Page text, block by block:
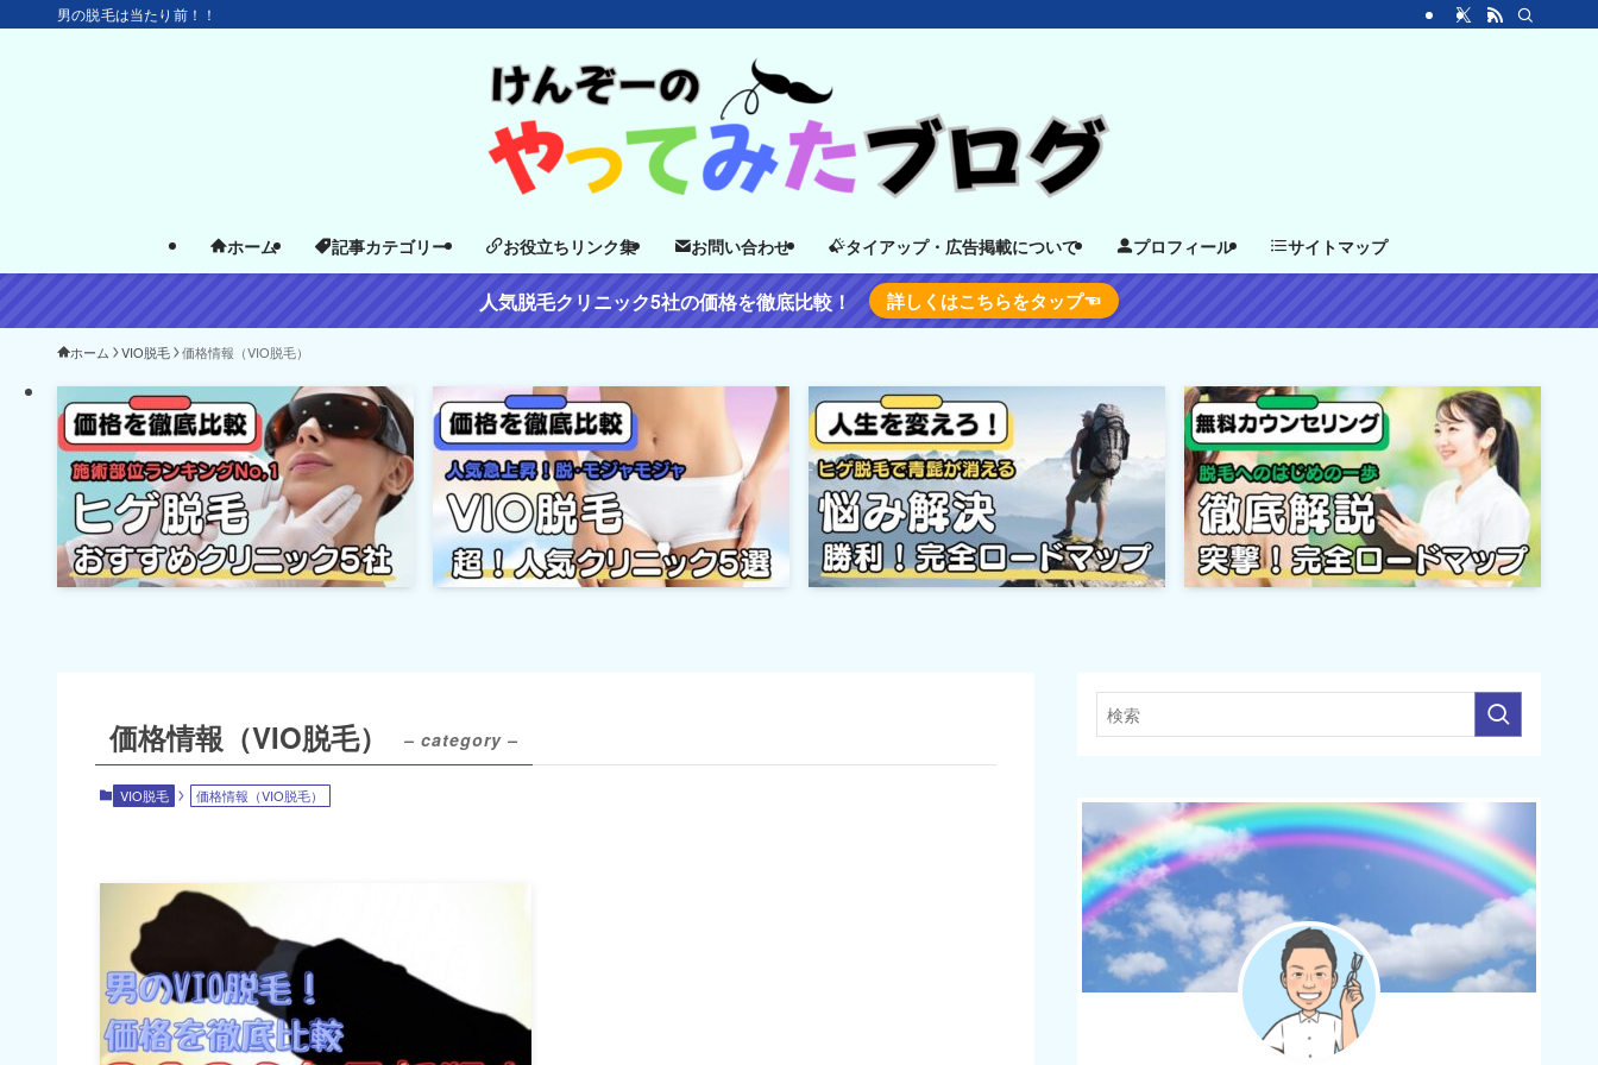
男の脱毛は当たり前！！
ホーム 記事カテゴリー お役立ちリンク集 お問い合わせ タイアップ・広告掲載について プロフィール サイトマップ
人気脱毛クリニック5社の価格を徹底比較！ 詳しくはこちらをタップ☜
ホーム VIO脱毛 価格情報（VIO脱毛）
価格情報（VIO脱毛） – category –
VIO脱毛 価格情報（VIO脱毛）